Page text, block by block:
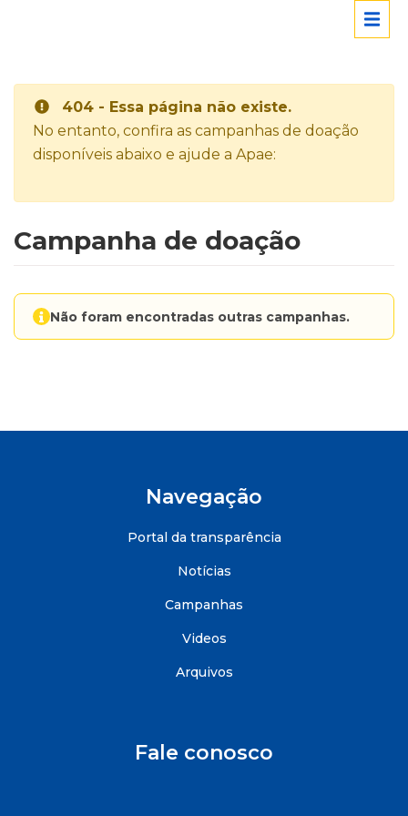
404 - Essa página não existe.
No entanto, confira as campanhas de doação
disponíveis abaixo e ajude a Apae:
Campanha de doação
Não foram encontradas outras campanhas.
Navegação
Portal da transparência
Notícias
Campanhas
Videos
Arquivos
Fale conosco